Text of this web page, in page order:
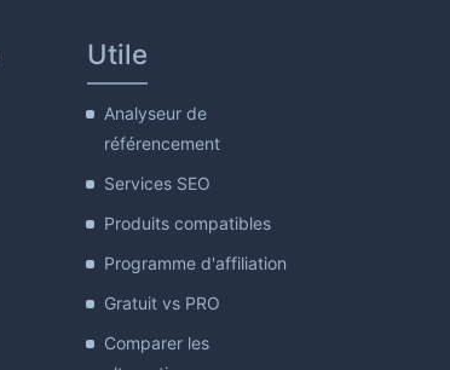
Utile
Analyseur de
référencement
Services SEO
Produits compatibles
Programme d'affiliation
Gratuit vs PRO
Comparer les